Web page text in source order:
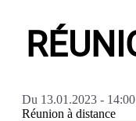
Du 13.01.2023 - 14:00
Réunion à distance